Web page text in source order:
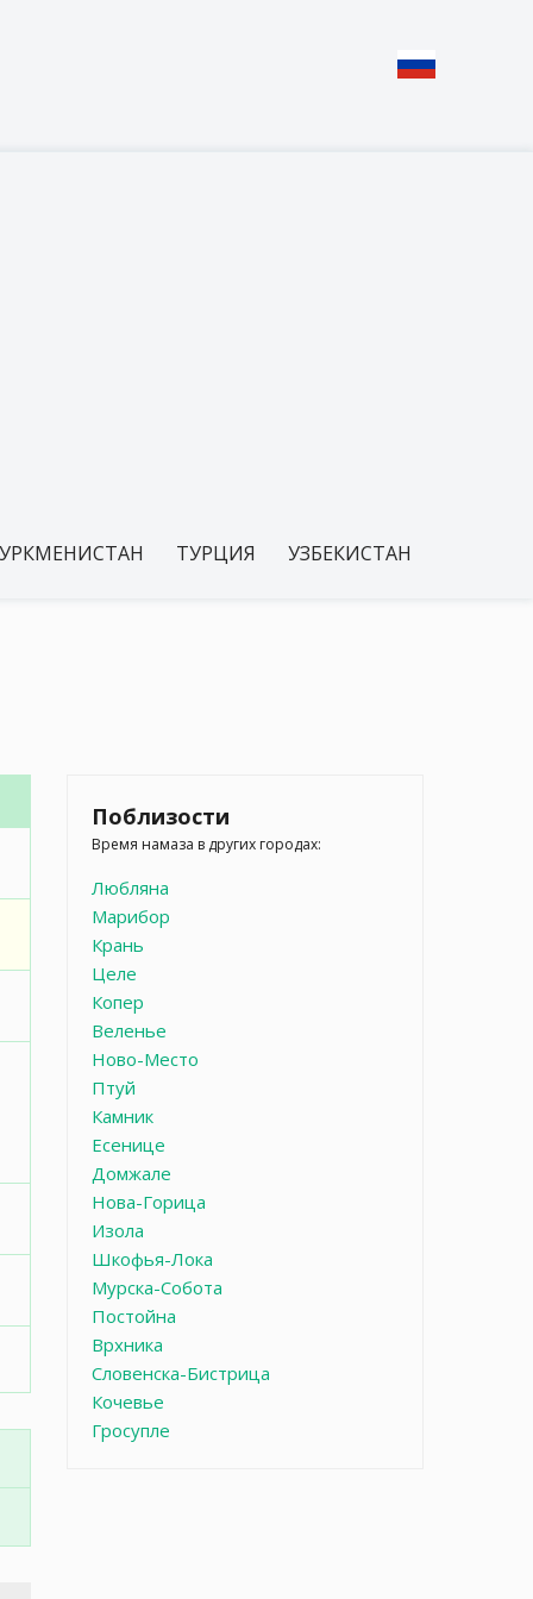
ТУРЦИЯ УЗБЕКИСТАН
Поблизости
Время намаза в других городах:
Любляна
Марибор
Крань
Целе
Копер
Веленье
Ново-Место
Птуй
Камник
Есенице
Домжале
Нова-Горица
Изола
Шкофья-Лока
Мурска-Собота
Постойна
Врхника
Словенска-Бистрица
Кочевье
Гросупле